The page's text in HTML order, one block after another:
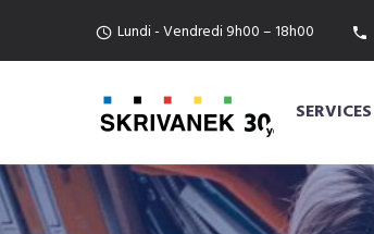
Lundi - Vendredi 9h00 – 18h00
SERVICES